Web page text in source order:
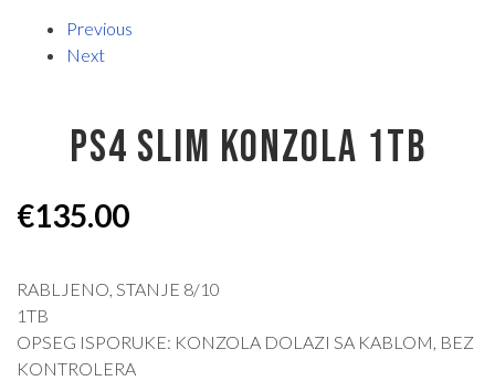
Previous
Next
PS4 SLIM KONZOLA 1TB
€135.00
RABLJENO, STANJE 8/10
1TB
OPSEG ISPORUKE: KONZOLA DOLAZI SA KABLOM, BEZ
KONTROLERA